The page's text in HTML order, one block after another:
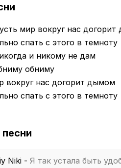
мир вокруг нас
спать с этого в темноту
и никому не дам
обниму
вокруг нас догорит дымом
спать с этого в темноту
Niki - Я так устала быть